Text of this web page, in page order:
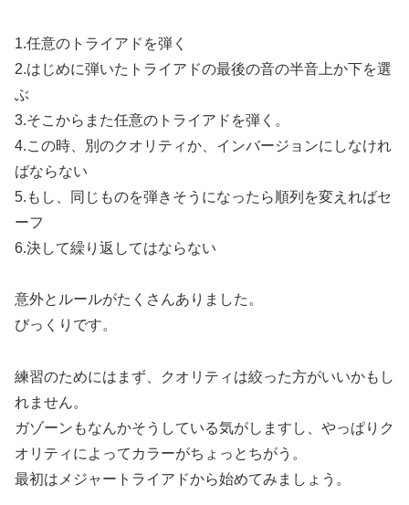
1.任意のトライアドを弾く
2.はじめに弾いたトライアドの最後の音の半音上か下を選
ぶ
3.そこからまた任意のトライアドを弾く。
4.この時、別のクオリティか、インバージョンにしなけれ
ばならない
5.もし、同じものを弾きそうになったら順列を変えればセ
ーフ
6.決して繰り返してはならない
意外とルールがたくさんありました。
びっくりです。
練習のためにはまず、クオリティは絞った方がいいかもし
れません。
ガゾーンもなんかそうしている気がしますし、やっぱりク
オリティによってカラーがちょっとちがう。
最初はメジャートライアドから始めてみましょう。